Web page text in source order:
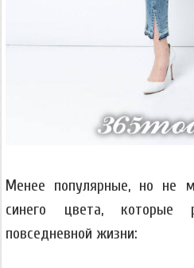
Менее популярные, но не
синего цвета, которые
повседневной жизни: